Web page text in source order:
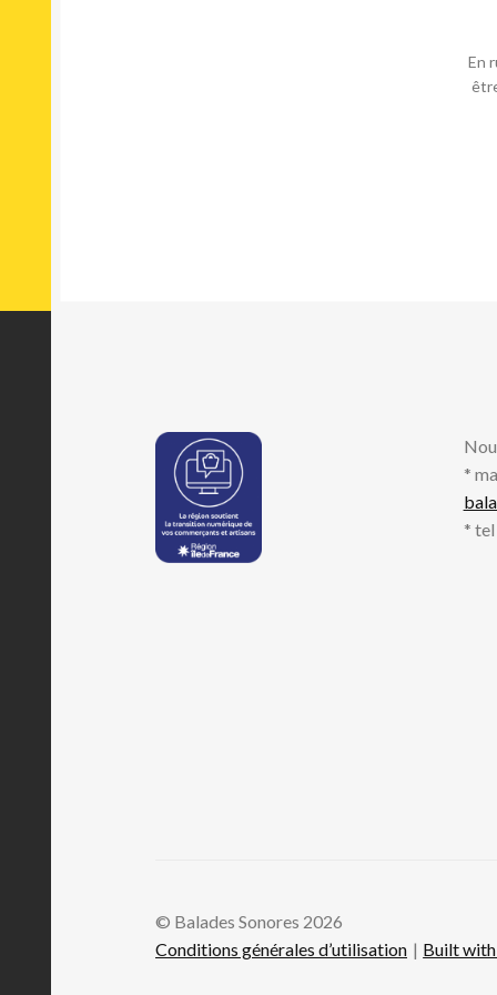
En
*
*
© Balades Sonores 2026
Conditions générales d’utilisation
Built